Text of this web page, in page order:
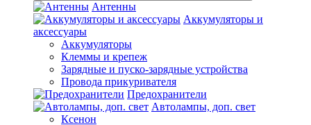
Антенны
Аккумуляторы и
аксессуары
Аккумуляторы
Клеммы и крепеж
Зарядные и пуско-зарядные устройства
Провода прикуривателя
Предохранители
Автолампы, доп. свет
Ксенон